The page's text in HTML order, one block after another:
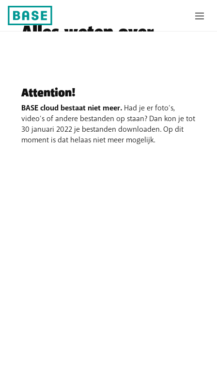
Alles weten over
Attention!
BASE cloud bestaat niet meer. Had je er foto’s,
video’s of andere bestanden op staan? Dan kon je tot
30 januari 2022 je bestanden downloaden. Op dit
moment is dat helaas niet meer mogelijk.